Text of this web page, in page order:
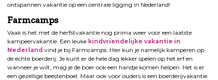
ontspannen vakantie op een centrale ligging in Nederland!
Farmcamps
Vaak is het met de herfstvakantie nog prima weer voor een laatste
kampeervakantie. Een leuke kindvriendelijke vakantie in
Nederland vind je bij Farmcamps. Hier kun je namelijk kamperen op
de echte boerderij. Je kunt er de hele dag lekker spelen op het erf en
wanneer je wilt, mag je de boer ook een handje komen helpen. Het is er
een gezellige beestenboel. Maar ook voor ouders is een boerderijvakantie